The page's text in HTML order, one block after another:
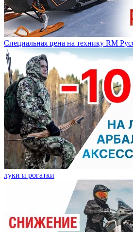
Специальная цена на технику RM
луки и рогатки